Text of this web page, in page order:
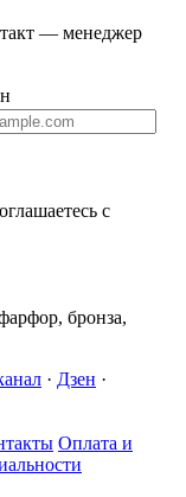
— менеджер
с
бронза,
· Дзен ·
Оплата и